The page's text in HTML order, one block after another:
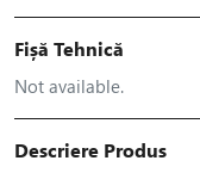
Fișă Tehnică
Not available.
Descriere Produs